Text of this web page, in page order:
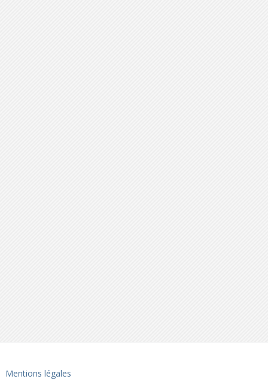
Mentions légales